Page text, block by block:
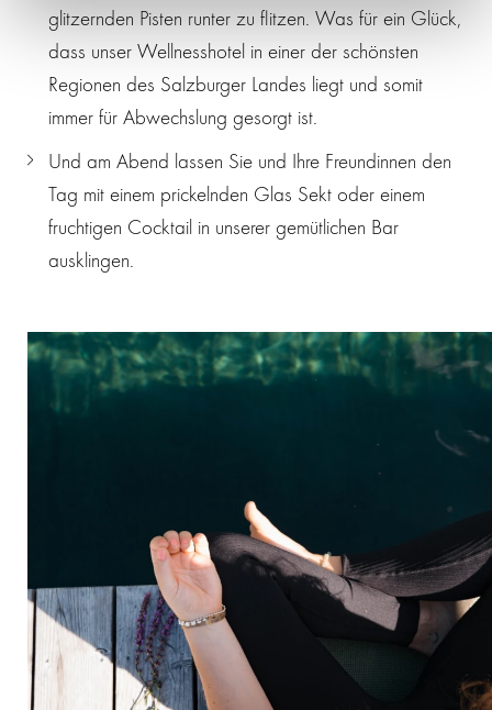
glitzernden Pisten runter zu flitzen. Was für ein Glück,
dass unser Wellnesshotel in einer der schönsten
Regionen des Salzburger Landes liegt und somit
immer für Abwechslung gesorgt ist.
Und am Abend lassen Sie und Ihre Freundinnen den
Tag mit einem prickelnden Glas Sekt oder einem
fruchtigen Cocktail in unserer gemütlichen Bar
ausklingen.